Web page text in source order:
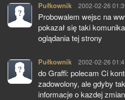
Pułkownik pisze:
2002-02-26
Probowalem wejsc na
pokazał się taki
oglądania tej strony
Pułkownik pisze:
2002-02-26
do Graffi: polecam Ci
zadowolony, ale gdyby
informacje o kazdej